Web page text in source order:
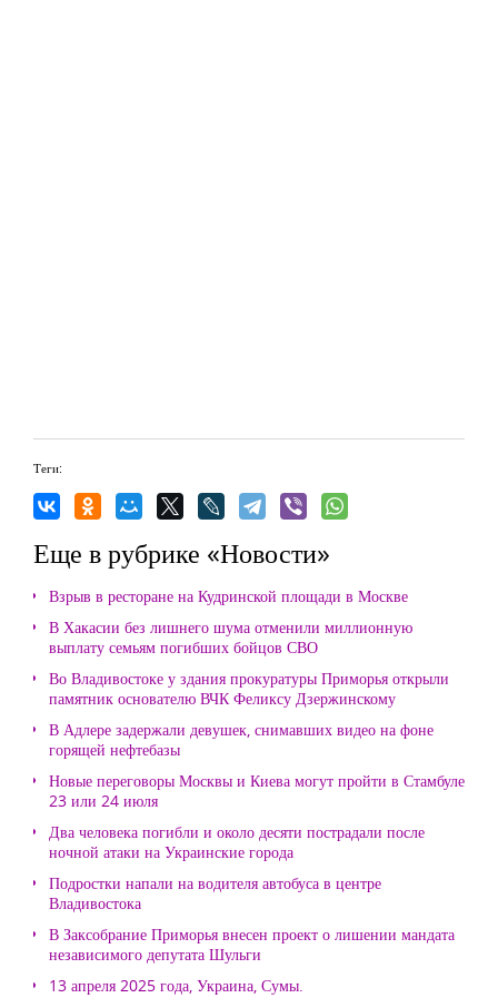
Теги:
Еще в рубрике «Новости»
Взрыв в ресторане на Кудринской площади в Москве
В Хакасии без лишнего шума отменили миллионную
выплату семьям погибших бойцов СВО
Во Владивостоке у здания прокуратуры Приморья открыли
памятник основателю ВЧК Феликсу Дзержинскому
В Адлере задержали девушек, снимавших видео на фоне
горящей нефтебазы
Новые переговоры Москвы и Киева могут пройти в Стамбуле
23 или 24 июля
Два человека погибли и около десяти пострадали после
ночной атаки на Украинские города
Подростки напали на водителя автобуса в центре
Владивостока
В Заксобрание Приморья внесен проект о лишении мандата
независимого депутата Шульги
13 апреля 2025 года, Украина, Сумы.